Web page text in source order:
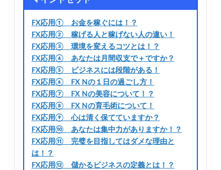
FX応用① お金を稼ぐには！？
FX応用② 稼げる人と稼げない人の違い！
FX応用③ 環境を変えるコツとは！？
FX応用④ あなたは月間収支で＋ですか？
FX応用⑤ ビジネスには段階がある！
FX応用⑥ FX Nの１日の過ごし方！
FX応用⑦ FX Nの美容について！？
FX応用⑧ FX Nの育毛術について！
FX応用⑨ 心は清く保てていますか？
FX応用⑩ あなたは集中力がありますか！？
FX応用⑪ 完璧を目指してはダメな理由と
は！？
FX応用⑫ 儲かるビジネスの定義とは！？